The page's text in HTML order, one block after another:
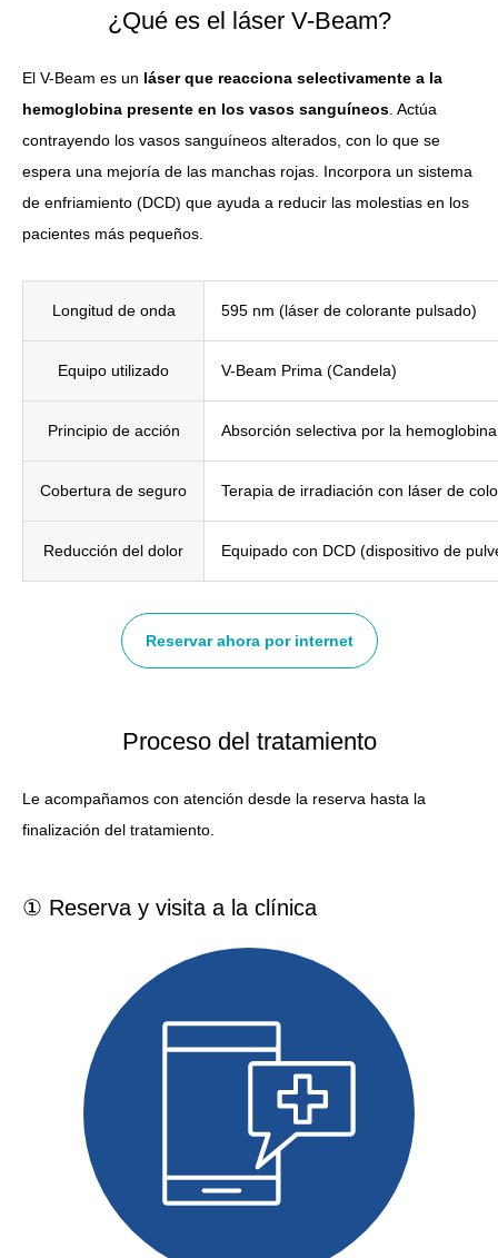
¿Qué es el láser V-Beam?
El V-Beam es un láser que reacciona selectivamente a la
hemoglobina presente en los vasos sanguíneos. Actúa
contrayendo los vasos sanguíneos alterados, con lo que se
espera una mejoría de las manchas rojas. Incorpora un sistema
de enfriamiento (DCD) que ayuda a reducir las molestias en los
pacientes más pequeños.
Longitud de onda 595 nm (láser de colorante pulsado)
Equipo utilizado V-Beam Prima (Candela)
Principio de acción Absorción selectiva por la
Cobertura de seguro Terapia de irradiación con láser de
Reducción del dolor Equipado con DCD (dispositivo de
Reservar ahora por internet
Proceso del tratamiento
Le acompañamos con atención desde la reserva hasta la
finalización del tratamiento.
① Reserva y visita a la clínica